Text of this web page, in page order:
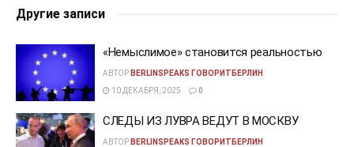
Другие записи
«Немыслимое» становится реальностью
АВТОР BERLINSPEAKS ГОВОРИТБЕРЛИН
10 ДЕКАБРЯ, 2025
0
СЛЕДЫ ИЗ ЛУВРА ВЕДУТ В МОСКВУ
АВТОР BERLINSPEAKS ГОВОРИТБЕРЛИН